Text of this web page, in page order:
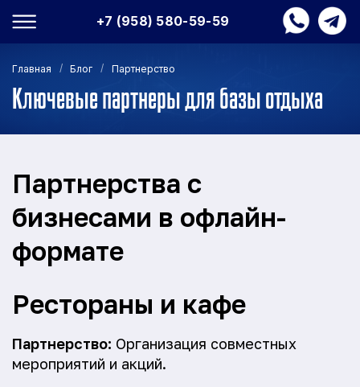
+7 (958) 580-59-59
Главная / Блог / Партнерство
Ключевые партнеры для базы отдыха
Партнерства с
бизнесами в офлайн-
формате
Рестораны и кафе
Партнерство: Организация совместных
мероприятий и акций.